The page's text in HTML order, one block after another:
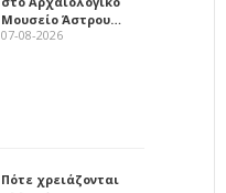
Μουσείο Άστρου…
07-08-2026
Πότε χρειάζονται